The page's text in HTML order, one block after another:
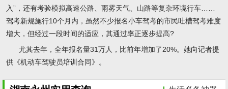
入”，还有考验模拟高速公路、雨雾天气、山路等复杂环境行车……
驾考新规施行10个月内，虽然不少报名小车驾考的市民吐槽驾考难度
增大，但经过一段时间的适应，其通过率正逐步提高?
尤其去年，全年报名量31万人，比前年增加了20%。她向记者提
供《机动车驾驶员培训合同》。